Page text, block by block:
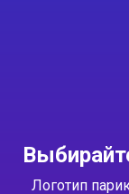
Логотип